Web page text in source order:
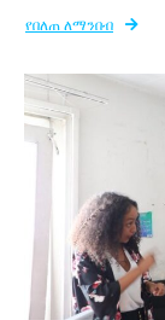
የበለጠ ለማንበብ